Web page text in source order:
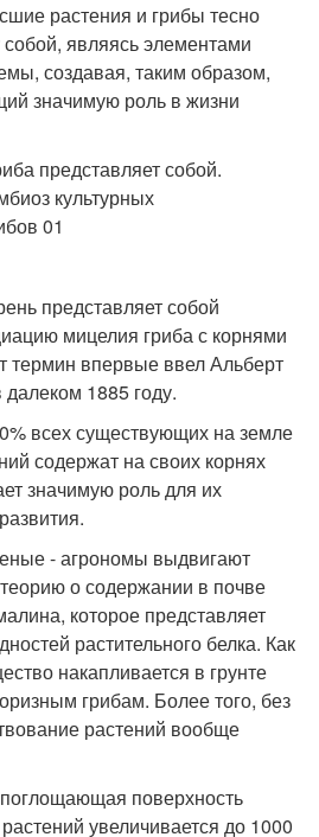
растения и грибы тесно
являясь элементами
создавая, таким образом,
значимую роль в жизни
представляет собой
мицелия гриба с корнями
термин впервые ввел Альберт
1885 году.
всех существующих на земле
содержат на своих корнях
значимую роль для их
- агрономы выдвигают
о содержании в почве
которое представляет
растительного белка. Как
накапливается в грунте
грибам. Более того, без
растений вообще
поверхность
увеличивается до 1000